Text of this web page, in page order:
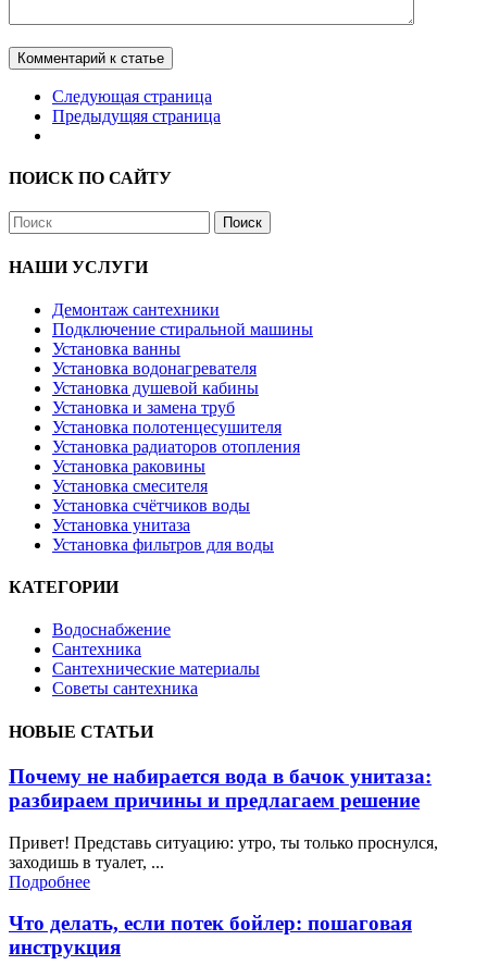
Комментарий к статье
Следующая страница
Предыдущяя страница
ПОИСК ПО САЙТУ
Поиск
НАШИ УСЛУГИ
Демонтаж сантехники
Подключение стиральной машины
Установка ванны
Установка водонагревателя
Установка душевой кабины
Установка и замена труб
Установка полотенцесушителя
Установка радиаторов отопления
Установка раковины
Установка смесителя
Установка счётчиков воды
Установка унитаза
Установка фильтров для воды
КАТЕГОРИИ
Водоснабжение
Сантехника
Сантехнические материалы
Советы сантехника
НОВЫЕ СТАТЬИ
Почему не набирается вода в бачок унитаза:
разбираем причины и предлагаем решение
Привет! Представь ситуацию: утро, ты только проснулся,
заходишь в туалет, ...
Подробнее
Что делать, если потек бойлер: пошаговая
инструкция